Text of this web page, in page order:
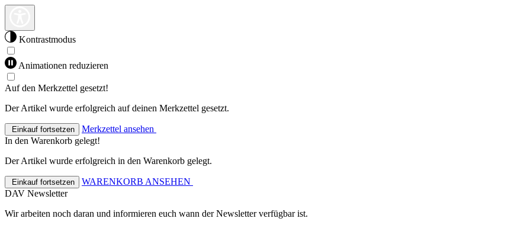
Kontrastmodus
Animationen reduzieren
Auf den Merkzettel gesetzt!
Der Artikel wurde erfolgreich auf deinen Merkzettel gesetzt.
Einkauf fortsetzen
Merkzettel ansehen
In den Warenkorb gelegt!
Der Artikel wurde erfolgreich in den Warenkorb gelegt.
Einkauf fortsetzen
WARENKORB ANSEHEN
DAV Newsletter
Wir arbeiten noch daran und informieren euch wann der Newsletter verfügbar ist.